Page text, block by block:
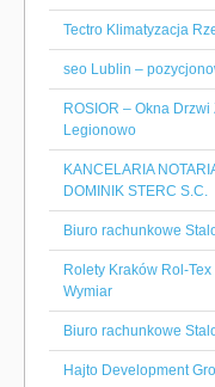
Tectro Klimatyzacja
seo Lublin –
ROSIOR – Okna
Legionowo
KANCELARIA
DOMINIK STERC S.C.
Biuro rachunkowe
Rolety Kraków Rol-
Wymiar
Biuro rachunkowe
Hajto Development